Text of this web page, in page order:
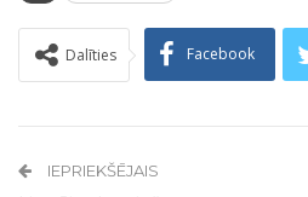
Dalīties Facebook
IEPRIEKŠĒJAIS